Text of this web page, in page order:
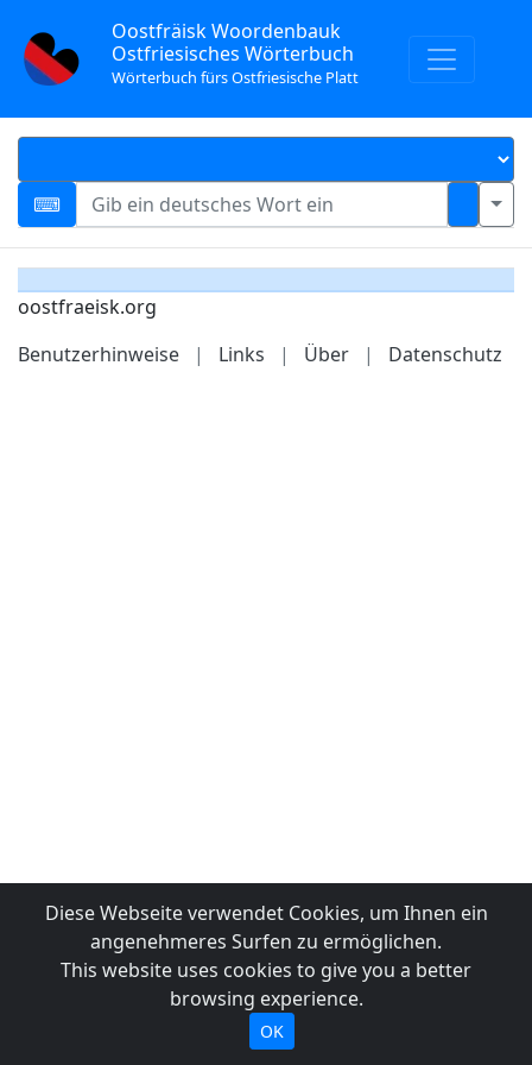
Oostfräisk Woordenbauk
Ostfriesisches Wörterbuch
Wörterbuch fürs Ostfriesische Platt
oostfraeisk.org
Benutzerhinweise
| Links | Über | Datenschutz
Diese Webseite verwendet Cookies, um Ihnen ein
angenehmeres Surfen zu ermöglichen.
This website uses cookies to give you a better
browsing experience.
OK